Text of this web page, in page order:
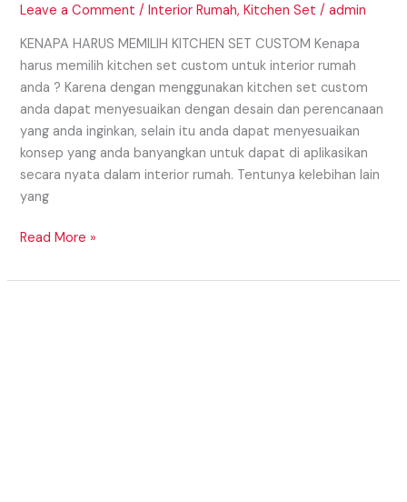
Leave a Comment /Interior Rumah,Kitchen Set /admin
KENAPA HARUS MEMILIH KITCHEN SET CUSTOM Kenapa
harus memilih kitchen set custom untuk interior rumah
anda ? Karena dengan menggunakan kitchen set custom
anda dapat menyesuaikan dengan desain dan perencanaan
yang anda inginkan, selain itu anda dapat menyesuaikan
konsep yang anda banyangkan untuk dapat di aplikasikan
secara nyata dalam interior rumah. Tentunya kelebihan lain
yang
Read More »